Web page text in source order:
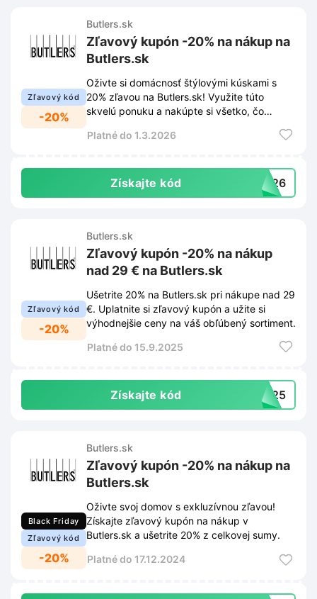
Zľavový kód
-20%
Butlers.sk
Zľavový kupón -20% na nákup na
Butlers.sk
Oživte si domácnosť štýlovými kúskami s
20% zľavou na Butlers.sk! Využite túto
skvelú ponuku a nakúpte si všetko, čo
Platné do 1.3.2026
Získajte kód 2026
Zľavový kód
-20%
Butlers.sk
Zľavový kupón -20% na nákup
nad 29 € na Butlers.sk
Ušetrite 20% na Butlers.sk pri nákupe nad 29
€. Uplatnite si zľavový kupón a užite si
výhodnejšie ceny na váš obľúbený sortiment.
Platné do 15.9.2025
Získajte kód DM25
Black Friday
Zľavový kód
-20%
Butlers.sk
Zľavový kupón -20% na nákup na
Butlers.sk
Oživte svoj domov s exkluzívnou zľavou!
Získajte zľavový kupón na nákup v
Butlers.sk a ušetrite 20% z celkovej sumy.
Platné do 17.12.2024